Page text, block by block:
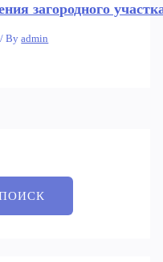
загородного
/ Byadmin